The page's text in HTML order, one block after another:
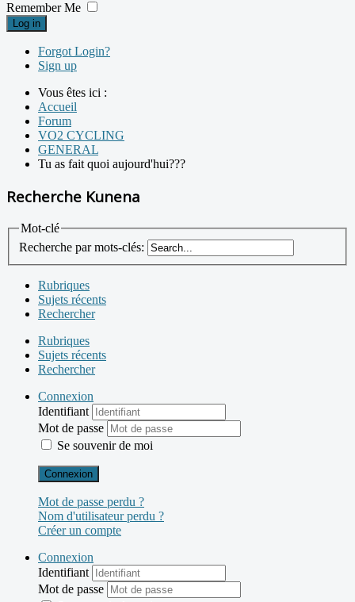
Remember Me
Log in
Forgot Login?
Sign up
Vous êtes ici :
Accueil
Forum
VO2 CYCLING
GENERAL
Tu as fait quoi aujourd'hui???
Recherche Kunena
Mot-clé
Recherche par mots-clés:
Rubriques
Sujets récents
Rechercher
Rubriques
Sujets récents
Rechercher
Connexion
Identifiant
Mot de passe
Se souvenir de moi
Connexion
Mot de passe perdu ?
Nom d'utilisateur perdu ?
Créer un compte
Connexion
Identifiant
Mot de passe